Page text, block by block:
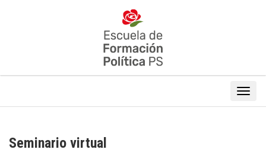
Seminario virtual